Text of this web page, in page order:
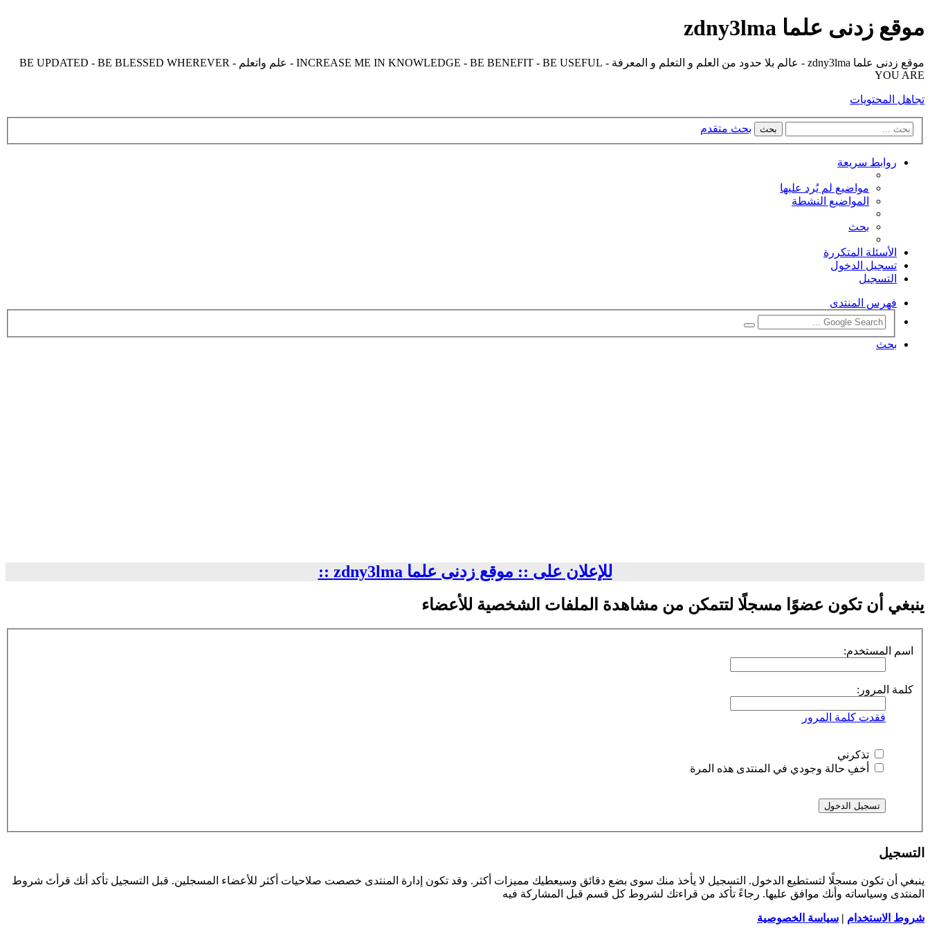
موقع زدنى علما zdny3lma
موقع زدنى علما zdny3lma - عالم بلا حدود من العلم و التعلم و المعرفة - INCREASE ME IN KNOWLEDGE - BE BENEFIT - BE USEFUL - علم واتعلم - BE UPDATED - BE BLESSED WHEREVER
YOU ARE
تجاهل المحتويات
بحث بحث متقدم
روابط سريعة
مواضيع لم يُرد عليها
المواضيع النشطة
بحث
الأسئلة المتكررة
تسجيل الدخول
التسجيل
فهرس المنتدى
بحث
للإعلان على :: موقع زدنى علما zdny3lma ::
ينبغي أن تكون عضوًا مسجلًا لتتمكن من مشاهدة الملفات الشخصية للأعضاء
اسم المستخدم:
كلمة المرور:
فقدت كلمة المرور
تذكرني
أخفِ حالة وجودي في المنتدى هذه المرة
التسجيل
ينبغي أن تكون مسجلًا لتستطيع الدخول. التسجيل لا يأخذ منك سوى بضع دقائق وسيعطيك مميزات أكثر. وقد تكون إدارة المنتدى خصصت صلاحيات أكثر للأعضاء المسجلين. قبل التسجيل تأكد أنك قرأتَ شروط
المنتدى وسياساته وأنك موافق عليها. رجاءً تأكد من قراءتك لشروط كل قسم قبل المشاركة فيه
شروط الاستخدام | سياسة الخصوصية